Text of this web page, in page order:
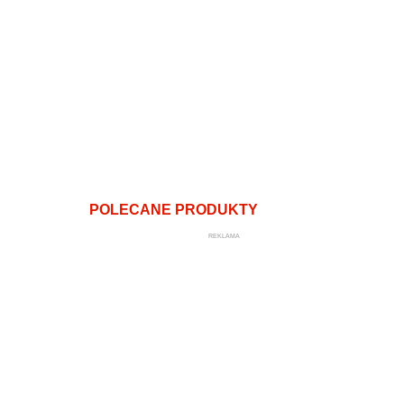
POLECANE PRODUKTY
REKLAMA